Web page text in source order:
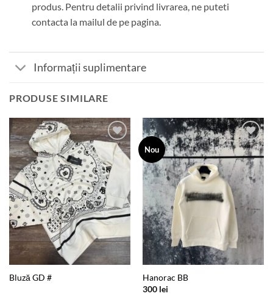
produs. Pentru detalii privind livrarea, ne puteti
contacta la mailul de pe pagina.
Informații suplimentare
PRODUSE SIMILARE
Add to
wishlist
Bluză GD #
Nou
Add to
wishlist
Hanorac BB
300 lei